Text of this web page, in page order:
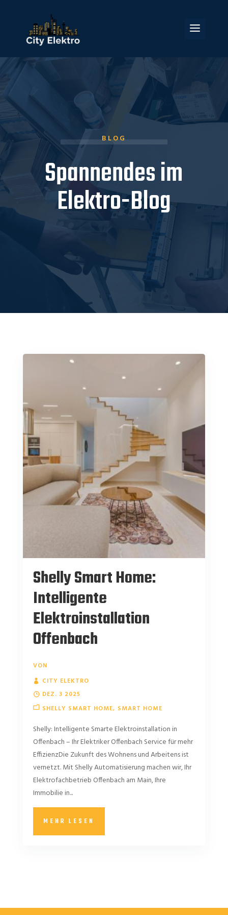
KONTAKT
BLOG
Spannendes im
Elektro-Blog
Shelly Smart Home:
Intelligente
Elektroinstallation
Offenbach
VON
CITY ELEKTRO
DEZ. 3 2025
SHELLY SMART HOME SMART HOME
Shelly: Intelligente Smarte Elektroinstallation in
Offenbach – Ihr Elektriker Offenbach Service für mehr
EffizienzDie Zukunft des Wohnens und Arbeitens ist
vernetzt. Mit Shelly Automatisierung machen wir, Ihr
Elektrofachbetrieb Offenbach am Main, Ihre
Immobilie in...
MEHR LESEN